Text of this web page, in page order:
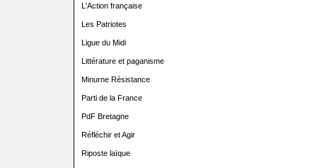
L'Action française
Les Patriotes
Ligue du Midi
Littérature et paganisme
Minurne Résistance
Parti de la France
PdF Bretagne
Réfléchir et Agir
Riposte laïque